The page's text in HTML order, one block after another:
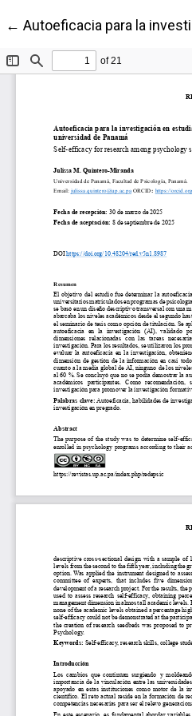
← Volver a los detalles del
Autoeficacia para la